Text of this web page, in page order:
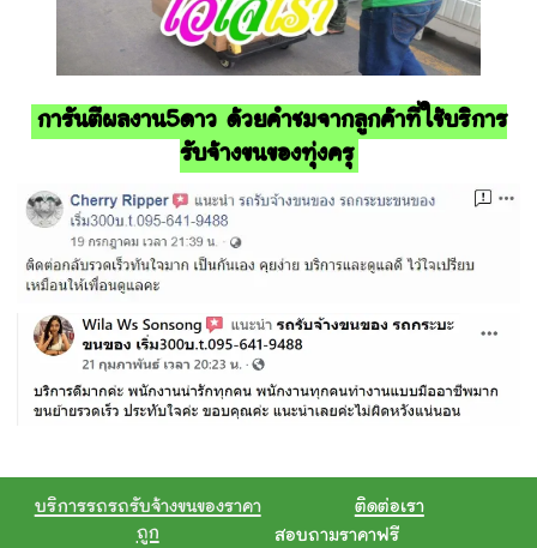
การันตีผลงาน5ดาว ด้วยคำชมจากลูกค้าที่ใช้บริการ
รับจ้างขนของทุ่งครุ
บริการรถรถรับจ้างขนของราคา
ถูก
ติดต่อเรา
สอบถามราคาฟรี